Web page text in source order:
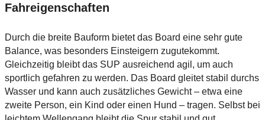
Fahreigenschaften
Durch die breite Bauform bietet das Board eine sehr gute
Balance, was besonders Einsteigern zugutekommt.
Gleichzeitig bleibt das SUP ausreichend agil, um auch
sportlich gefahren zu werden. Das Board gleitet stabil durchs
Wasser und kann auch zusätzliches Gewicht – etwa eine
zweite Person, ein Kind oder einen Hund – tragen. Selbst bei